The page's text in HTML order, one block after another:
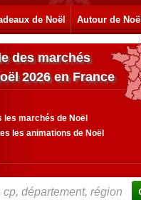
de Noël Autour de Noël
des marchés
2026 en France
les marchés de Noël
les animations de Noël